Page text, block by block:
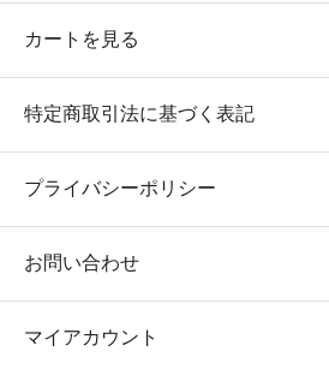
カートを見る
特定商取引法に基づく表記
プライバシーポリシー
お問い合わせ
マイアカウント